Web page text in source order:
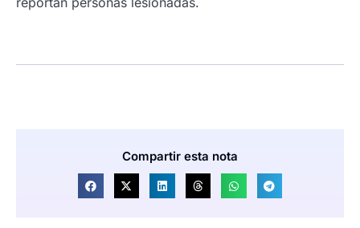
Compartir esta nota